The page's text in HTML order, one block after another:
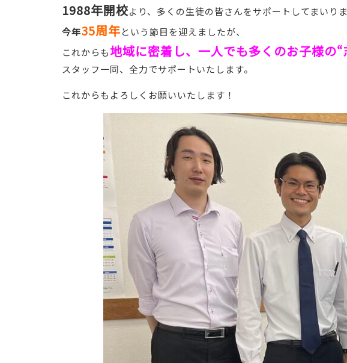
1988年開校より、多くの生徒の皆さんをサポートしてまいりま
今年35周年という節目を迎えましたが、
これからも地域に密着し、一人でも多くのお子様の“
スタッフ一同、全力でサポートいたします。
これからもよろしくお願いいたします！